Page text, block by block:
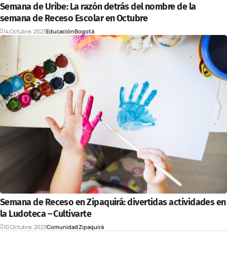
Semana de Uribe: La razón detrás del nombre de la
semana de Receso Escolar en Octubre
14 Octubre, 2023EducaciónBogotá
Semana de Receso en Zipaquirá: divertidas actividades en
la Ludoteca – Cultivarte
10 Octubre, 2023ComunidadZipaquirá